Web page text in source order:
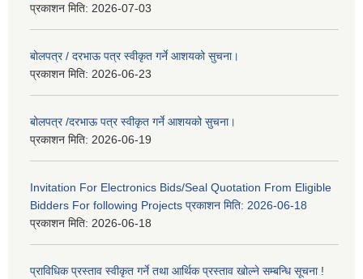
प्रकाशन मिति: 2026-07-03
बोलपत्र / दरभाऊ पत्र स्वीकृत गर्ने आशयको सुचना।
प्रकाशन मिति: 2026-06-23
बोलपत्र /दरभाऊ पत्र स्वीकृत गर्ने आशयको सुचना।
प्रकाशन मिति: 2026-06-19
Invitation For Electronics Bids/Seal Quotation From Eligible
Bidders For following Projects प्रकाशन मिति: 2026-06-18
प्रकाशन मिति: 2026-06-18
प्राविधिक प्रस्ताव स्वीकृत गर्ने तथा आर्थिक प्रस्ताव खोल्ने सम्बन्धि सूचना !